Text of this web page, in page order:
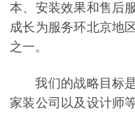
本、安装效果和售后
成长为服务环北京地
之一。
我们的战略目标
家装公司以及设计师